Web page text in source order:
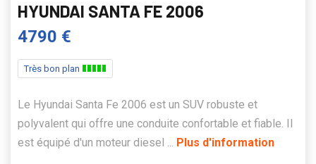
HYUNDAI SANTA FE 2006
4790 €
Très bon plan
Le Hyundai Santa Fe 2006 est un SUV robuste et
polyvalent qui offre une conduite confortable et fiable. Il
est équipé d'un moteur diesel ... Plus d'information